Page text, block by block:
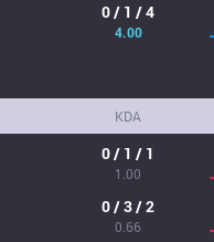
0 / 1 / 4
4.00
KDA
0 / 1 / 1
1.00
0 / 3 / 2
0.66